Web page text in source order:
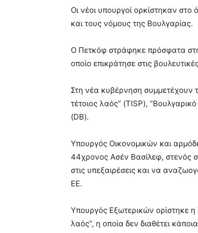
Οι νέοι υπουργοί ορκίστηκαν
και τους νόμους της Βουλγαρίας.
Ο Πετκόφ στράφηκε πρόσφατα
οποίο επικράτησε στις
Στη νέα κυβέρνηση συμμετέχουν
τέτοιος λαός” (TISP),
(DB).
Υπουργός Οικονομικών και
44χρονος Ασέν Βασίλεφ, στενός
στις υπεξαιρέσεις και να
ΕΕ.
Υπουργός Εξωτερικών ορίστηκε
λαός”, η οποία δεν διαθέτει